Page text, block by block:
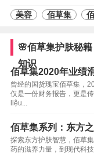
美容 佰草集
🌸佰草集护肤秘
知识
佰草集2020年业绩
曾经的国货瑰宝佰草集，
仅是一份财务报告，更是
liệu...
佰草集系列：东方
探索东方护肤智慧，佰草
药的滋养力量，到现代科